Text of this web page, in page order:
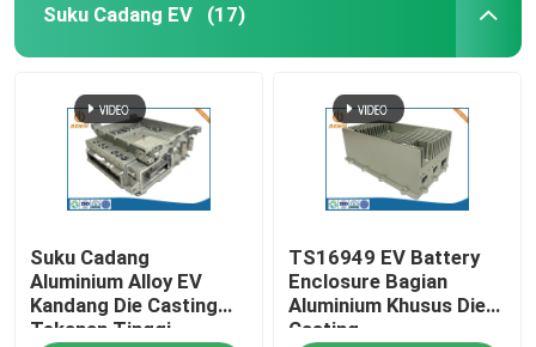
Suku Cadang EV (17)
Suku Cadang
Aluminium Alloy EV
Kandang Die Casting
Tekanan Tinggi
TS16949 EV Battery
Enclosure Bagian
Aluminium Khusus Die
Casting